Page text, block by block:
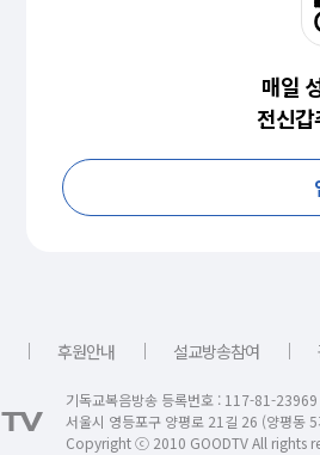
매일
전신
｜ 후원안내 ｜ 설교방송참여 ｜
기독교복음방송 등록번호 : 117-81-
서울시 영등포구 양평로 21길 26 (양평
Copyright ⓒ 2010 GOODTV All rights